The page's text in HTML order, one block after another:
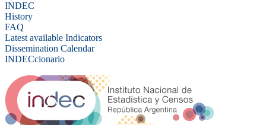
INDEC
History
FAQ
Latest available Indicators
Dissemination Calendar
INDECcionario